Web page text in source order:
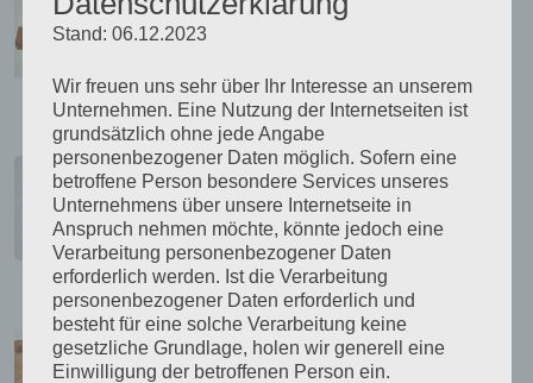
23,50€
zzgl.Versandkosten
Kerzenleuchter / Windlicht mit
Eisengestell
65,00€
inkl. MwSt.
zzgl.Versandkosten
Kräuterbrett Esche
57,00€
Stand: 06.12.2023
Wir freuen uns sehr über Ihr Interesse an unserem
Unternehmen. Eine Nutzung der Internetseiten ist
grundsätzlich ohne jede Angabe
personenbezogener Daten möglich. Sofern eine
betroffene Person besondere Services unseres
Unternehmens über unsere Internetseite in
Anspruch nehmen möchte, könnte jedoch eine
Verarbeitung personenbezogener Daten
erforderlich werden. Ist die Verarbeitung
personenbezogener Daten erforderlich und
besteht für eine solche Verarbeitung keine
gesetzliche Grundlage, holen wir generell eine
Einwilligung der betroffenen Person ein.